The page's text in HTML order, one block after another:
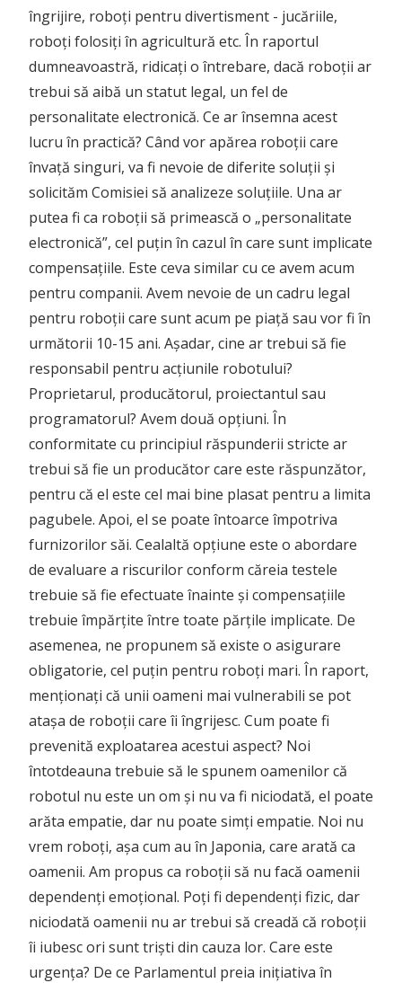
îngrijire, roboți pentru divertisment - jucăriile,
roboți folosiți în agricultură etc. În raportul
dumneavoastră, ridicați o întrebare, dacă roboții ar
trebui să aibă un statut legal, un fel de
personalitate electronică. Ce ar însemna acest
lucru în practică? Când vor apărea roboții care
învață singuri, va fi nevoie de diferite soluții și
solicităm Comisiei să analizeze soluțiile. Una ar
putea fi ca roboții să primească o „personalitate
electronică”, cel puțin în cazul în care sunt implicate
compensațiile. Este ceva similar cu ce avem acum
pentru companii. Avem nevoie de un cadru legal
pentru roboții care sunt acum pe piață sau vor fi în
următorii 10-15 ani. Așadar, cine ar trebui să fie
responsabil pentru acțiunile robotului?
Proprietarul, producătorul, proiectantul sau
programatorul? Avem două opțiuni. În
conformitate cu principiul răspunderii stricte ar
trebui să fie un producător care este răspunzător,
pentru că el este cel mai bine plasat pentru a limita
pagubele. Apoi, el se poate întoarce împotriva
furnizorilor săi. Cealaltă opțiune este o abordare
de evaluare a riscurilor conform căreia testele
trebuie să fie efectuate înainte și compensațiile
trebuie împărțite între toate părțile implicate. De
asemenea, ne propunem să existe o asigurare
obligatorie, cel puțin pentru roboți mari. În raport,
menționați că unii oameni mai vulnerabili se pot
atașa de roboții care îi îngrijesc. Cum poate fi
prevenită exploatarea acestui aspect? Noi
întotdeauna trebuie să le spunem oamenilor că
robotul nu este un om și nu va fi niciodată, el poate
arăta empatie, dar nu poate simți empatie. Noi nu
vrem roboți, așa cum au în Japonia, care arată ca
oamenii. Am propus ca roboții să nu facă oamenii
dependenți emoțional. Poți fi dependenți fizic, dar
niciodată oamenii nu ar trebui să creadă că roboții
îi iubesc ori sunt triști din cauza lor. Care este
urgența? De ce Parlamentul preia inițiativa în